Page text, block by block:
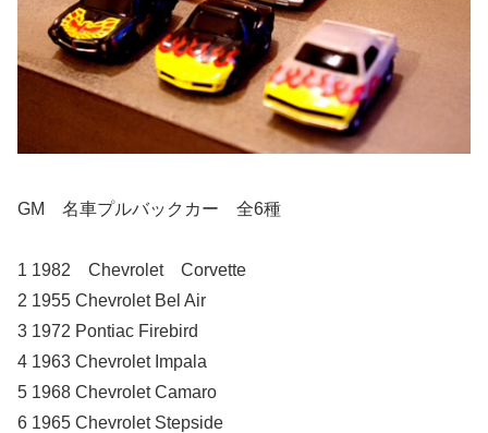
GM 名車プルバックカー 全6種
1 1982 Chevrolet Corvette
2 1955 Chevrolet Bel Air
3 1972 Pontiac Firebird
4 1963 Chevrolet Impala
5 1968 Chevrolet Camaro
6 1965 Chevrolet Stepside